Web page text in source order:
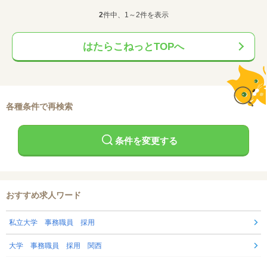
2件中、1～2件を表示
はたらこねっとTOPへ
各種条件で再検索
条件を変更する
おすすめ求人ワード
私立大学 事務職員 採用
大学 事務職員 採用 関西